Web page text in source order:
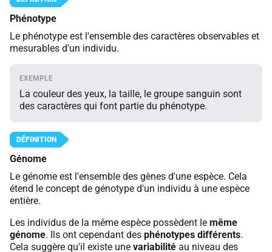
Phénotype
Le phénotype est l'ensemble des caractères observables et
mesurables d'un individu.
La couleur des yeux, la taille, le groupe sanguin sont
des caractères qui font partie du phénotype.
Génome
Le génome est l'ensemble des gènes d'une espèce. Cela
étend le concept de génotype d'un individu à une espèce
entière.
Les individus de la même espèce possèdent le même
génome. Ils ont cependant des phénotypes différents.
Cela suggère qu'il existe une variabilité au niveau des